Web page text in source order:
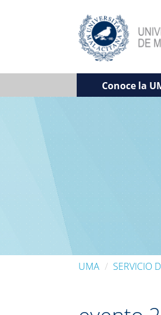
Conoce la
UMA SERVICIO